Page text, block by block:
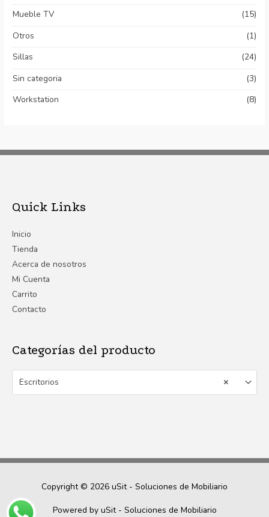
Mueble TV
(15)
Otros
(1)
Sillas
(24)
Sin categoria
(3)
Workstation
(8)
Quick Links
Inicio
Tienda
Acerca de nosotros
Mi Cuenta
Carrito
Contacto
Categorías del producto
×
Escritorios
Copyright © 2026 uSit - Soluciones de Mobiliario
Powered by uSit - Soluciones de Mobiliario